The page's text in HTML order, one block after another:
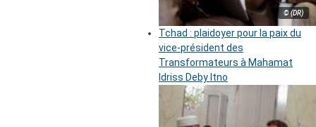
© (DR)
Tchad : plaidoyer pour la paix du
vice-président des
Transformateurs à Mahamat
Idriss Deby Itno